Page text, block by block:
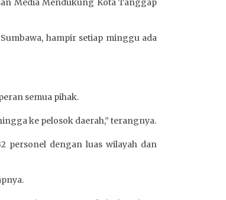
Media Mendukung Kota Tanggap
hampir setiap minggu ada
semua pihak.
ke pelosok daerah,” terangnya.
personel dengan luas wilayah dan